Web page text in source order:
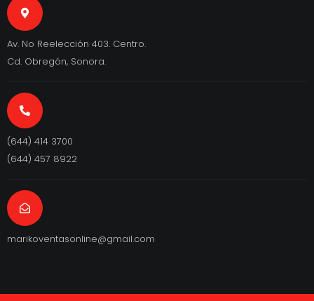
Av. No Reelección 403. Centro.
Cd. Obregón, Sonora.
(644) 414 3700
(644) 457 8922
marikoventasonline@gmail.com